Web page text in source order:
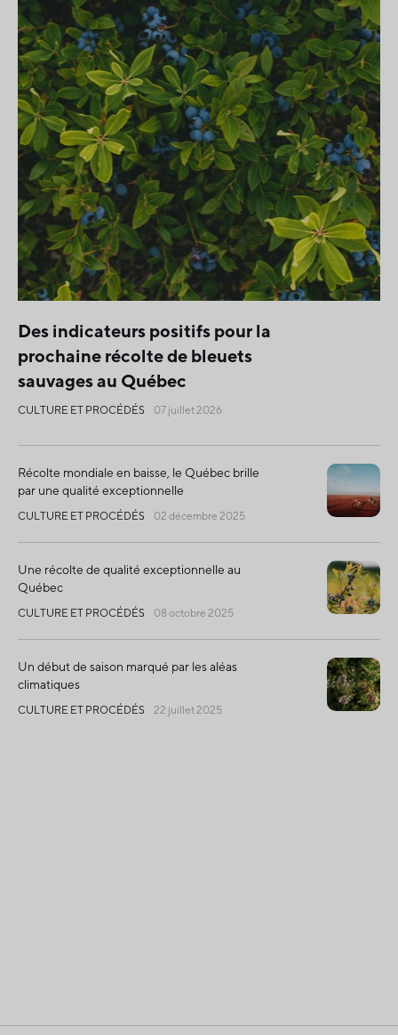
Des indicateurs positifs pour la
prochaine récolte de bleuets
sauvages au Québec
CULTURE ET PROCÉDÉS 07 juillet 2026
Récolte mondiale en baisse, le Québec brille
par une qualité exceptionnelle
CULTURE ET PROCÉDÉS 02 décembre 2025
Une récolte de qualité exceptionnelle au
Québec
CULTURE ET PROCÉDÉS 08 octobre 2025
Un début de saison marqué par les aléas
climatiques
CULTURE ET PROCÉDÉS 22 juillet 2025